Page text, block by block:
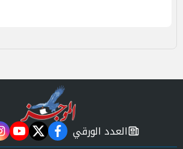
newspaper
العدد الورقي facebook
twitter